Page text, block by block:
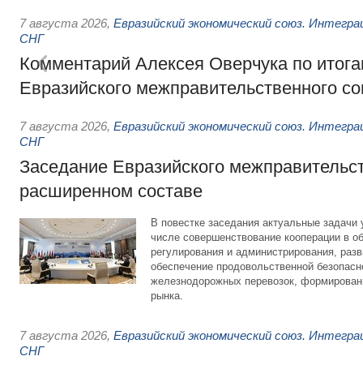
7 августа 2026, Евразийский экономический союз.
СНГ
Комментарий Алексея Оверчука по
Евразийского межправительственного
7 августа 2026, Евразийский экономический союз.
СНГ
Заседание Евразийского
расширенном составе
В повестке заседания актуальные задачи
числе совершенствование кооперации в
регулирования и администрирования,
обеспечение продовольственной
железнодорожных перевозок,
рынка.
7 августа 2026, Евразийский экономический союз.
СНГ